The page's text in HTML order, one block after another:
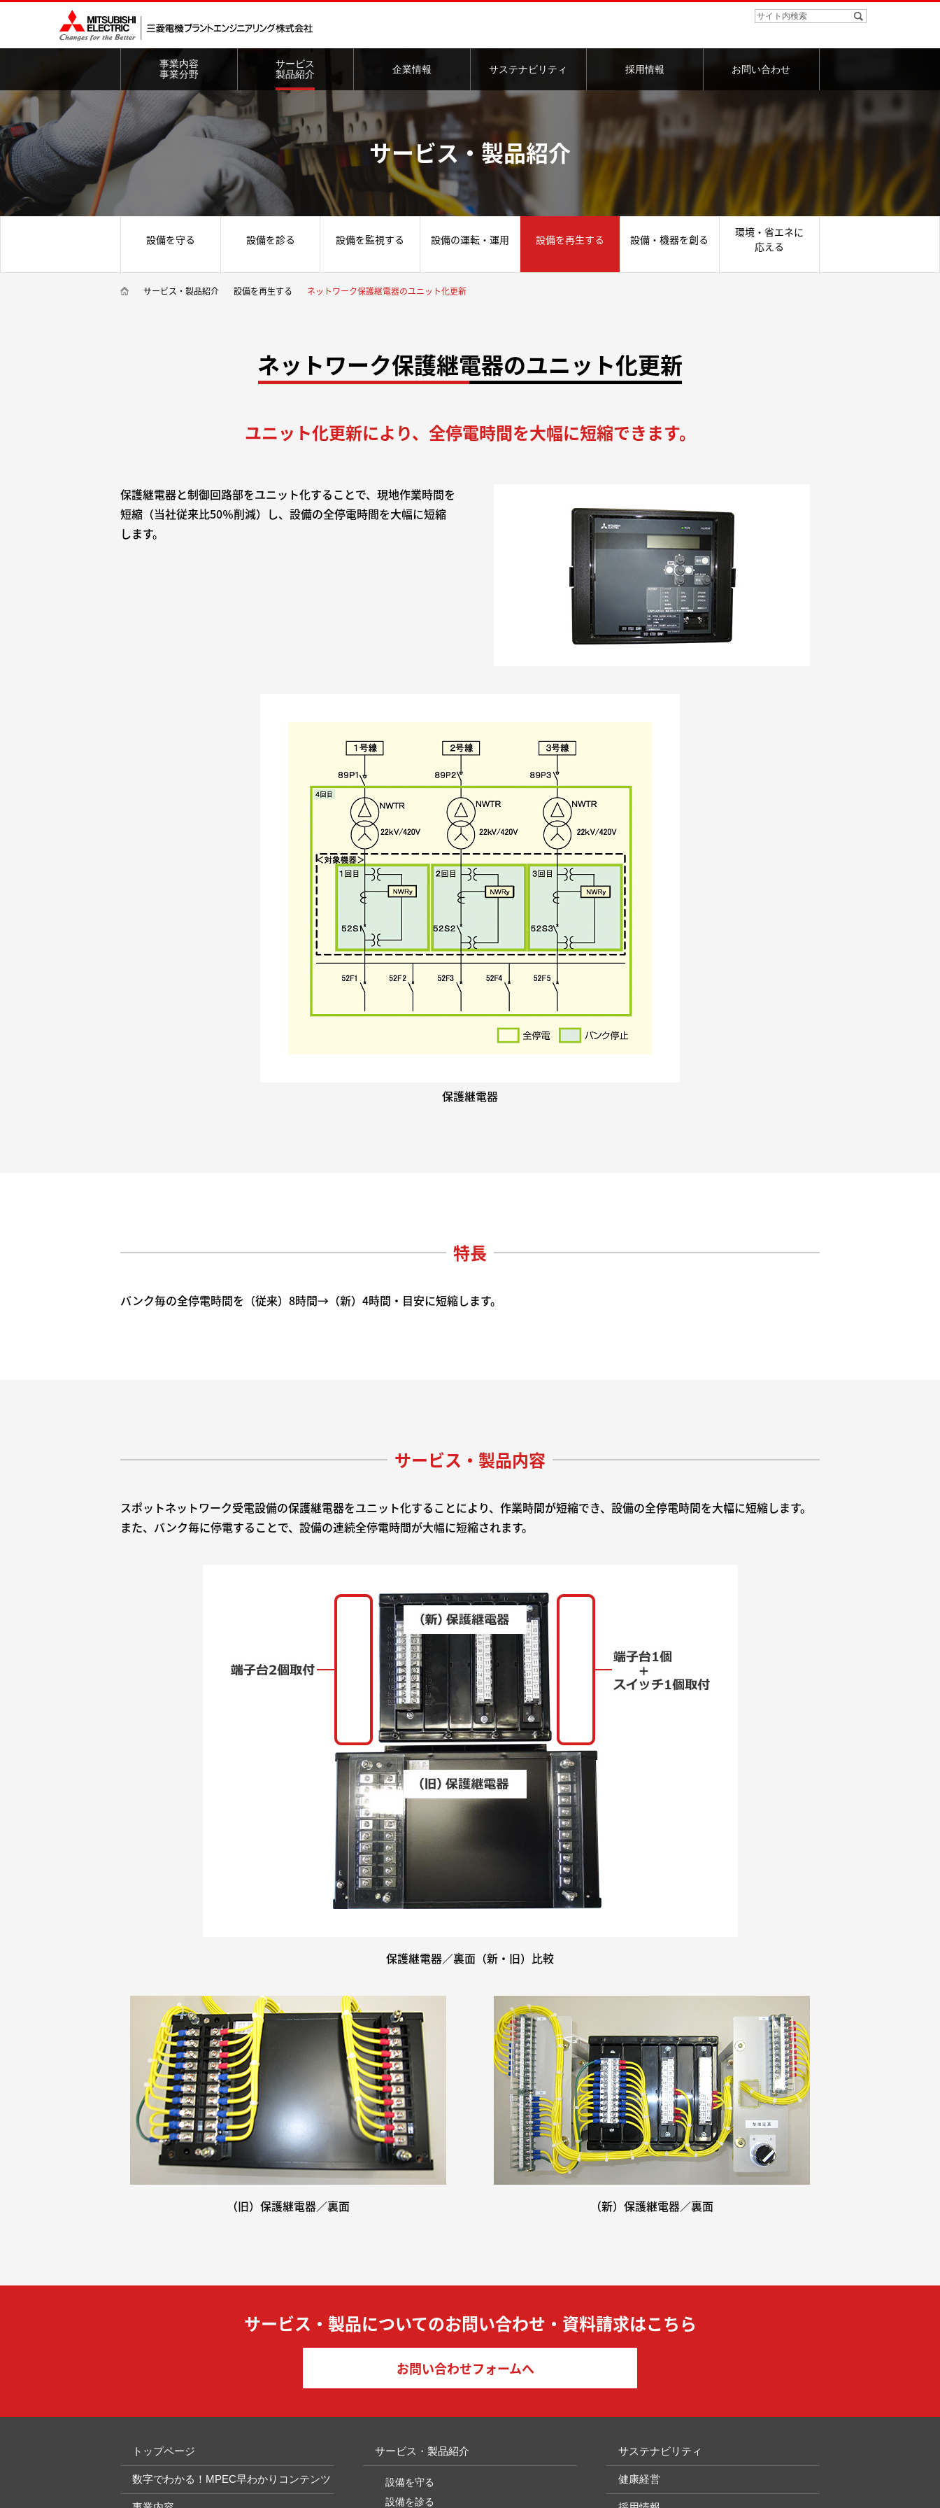
事業内容
事業分野
サービス
製品紹介
企業情報 サステナビリティ 採用情報 お問い合わせ
サービス・製品紹介
設備を守る 設備を診る 設備を監視する 設備の運転・運用 設備を再生する 設備・機器を創る
環境・省エネに
応える
サービス・製品紹介 設備を再生する ネットワーク保護継電器のユニット化更新
ネットワーク保護継電器のユニット化更新
ユニット化更新により、全停電時間を大幅に短縮できます。
保護継電器と制御回路部をユニット化することで、現地作業時間を
短縮（当社従来比50％削減）し、設備の全停電時間を大幅に短縮
します。
保護継電器
特長
バンク毎の全停電時間を（従来）8時間→（新）4時間・目安に短縮します。
サービス・製品内容
スポットネットワーク受電設備の保護継電器をユニット化することにより、作業時間が短縮でき、設備の全停電時間を大幅に短縮します。
また、バンク毎に停電することで、設備の連続全停電時間が大幅に短縮されます。
保護継電器／裏面（新・旧）比較
（旧）保護継電器／裏面 （新）保護継電器／裏面
サービス・製品についてのお問い合わせ・資料請求はこちら
お問い合わせフォームへ
トップページ
数字でわかる！MPEC早わかりコンテンツ
サービス・製品紹介
設備を守る
設備を診る
サステナビリティ
健康経営